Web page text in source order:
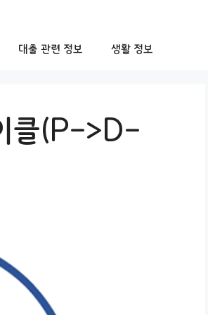
대출 관련 정보 생활 정보
클(P->D-